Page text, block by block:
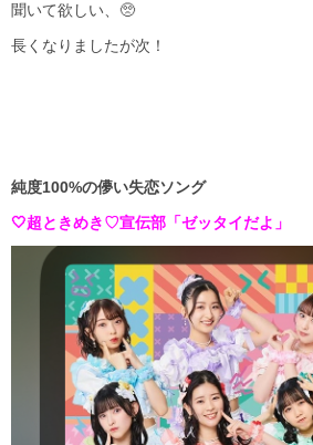
聞いて欲しい、🥺
長くなりましたが次！
純度100%の儚い失恋ソング
🤍超ときめき♡宣伝部「ゼッタイだよ」